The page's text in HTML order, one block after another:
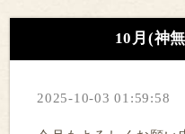
10月(神
2025-10-03 01:59:58